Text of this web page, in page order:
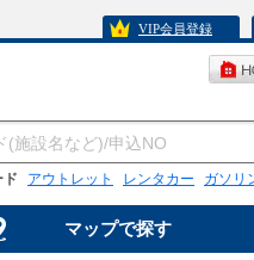
VIP会員登録
ド アウトレット レンタカー ガソリ
マップで探す